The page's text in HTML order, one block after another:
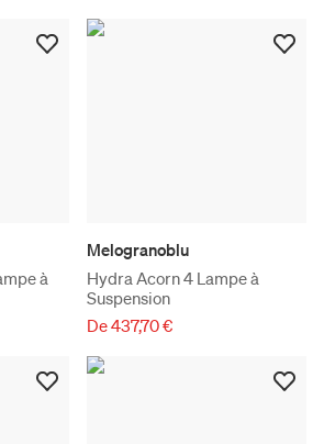
à
Melogranoblu
Hydra Acorn 4 Lampe à
Suspension
De 437,70 €